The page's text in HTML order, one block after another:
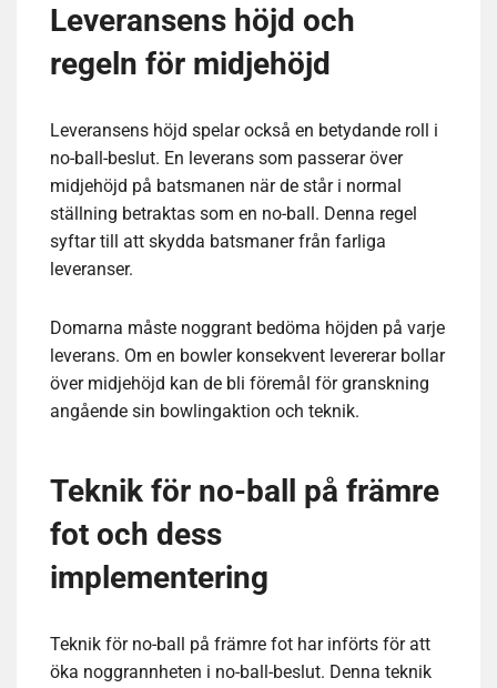
Leveransens höjd och
regeln för midjehöjd
Leveransens höjd spelar också en betydande roll i
no-ball-beslut. En leverans som passerar över
midjehöjd på batsmanen när de står i normal
ställning betraktas som en no-ball. Denna regel
syftar till att skydda batsmaner från farliga
leveranser.
Domarna måste noggrant bedöma höjden på varje
leverans. Om en bowler konsekvent levererar bollar
över midjehöjd kan de bli föremål för granskning
angående sin bowlingaktion och teknik.
Teknik för no-ball på främre
fot och dess
implementering
Teknik för no-ball på främre fot har införts för att
öka noggrannheten i no-ball-beslut. Denna teknik